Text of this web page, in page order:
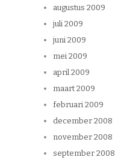
augustus 2009
juli 2009
juni 2009
mei 2009
april 2009
maart 2009
februari 2009
december 2008
november 2008
september 2008